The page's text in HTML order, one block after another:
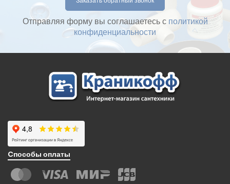
Отправляя форму вы соглашаетесь с политикой
конфиденциальности
Cпособы оплаты